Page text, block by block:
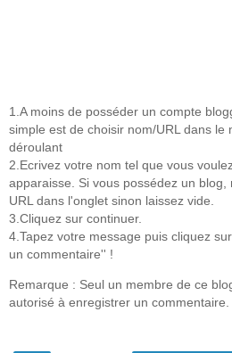
1.A moins de posséder un compte
simple est de choisir nom/URL dans le
déroulant
2.Ecrivez votre nom tel que vous
apparaisse. Si vous possédez un blog,
URL dans l'onglet sinon laissez vide.
3.Cliquez sur continuer.
4.Tapez votre message puis cliquez
un commentaire'' !
Remarque : Seul un membre de ce
autorisé à enregistrer un commentaire.